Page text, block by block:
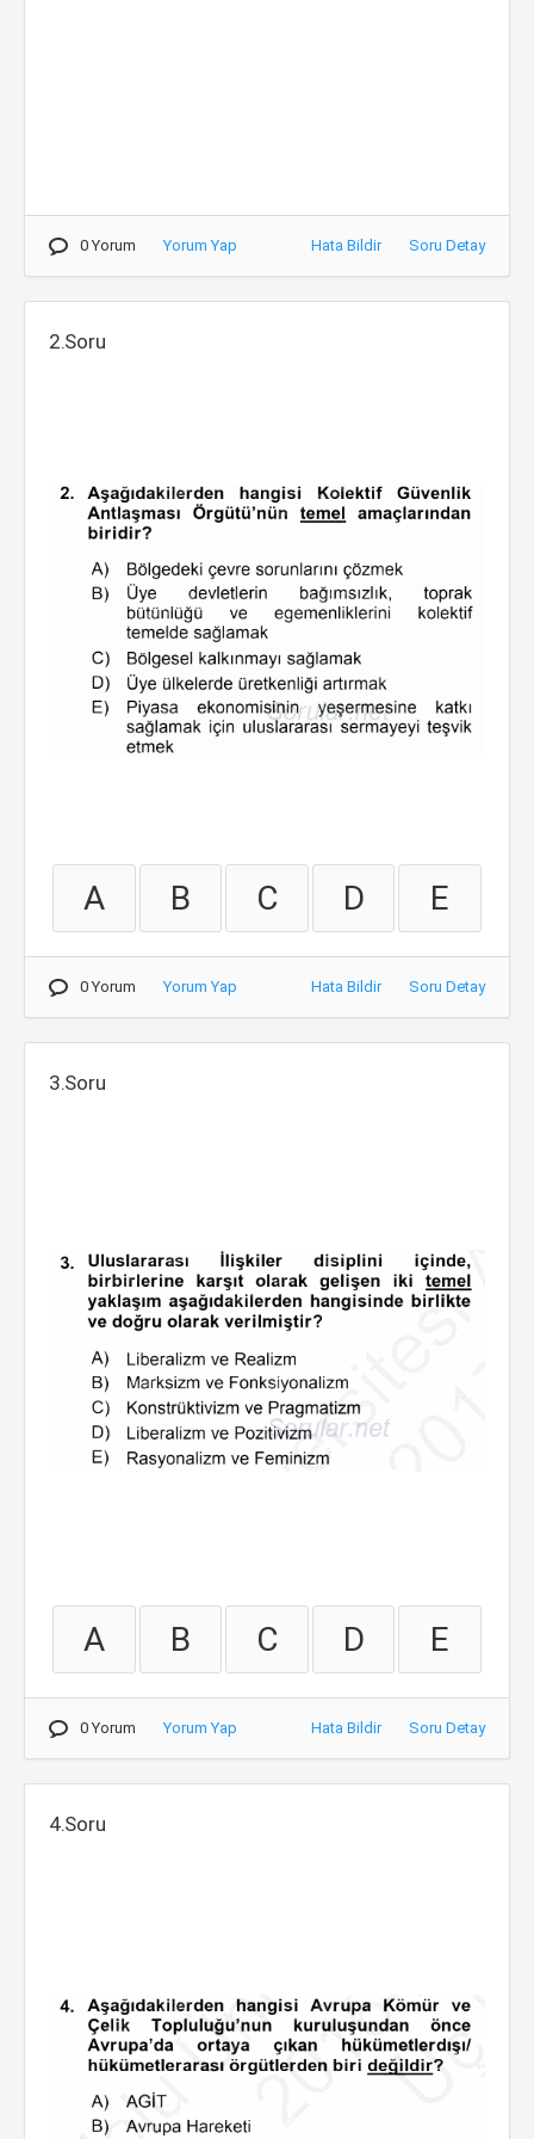
0 Yorum Yorum Yap Hata Bildir Soru Detay
2.Soru
A B C D E
0 Yorum Yorum Yap Hata Bildir Soru Detay
3.Soru
A B C D E
0 Yorum Yorum Yap Hata Bildir Soru Detay
4.Soru